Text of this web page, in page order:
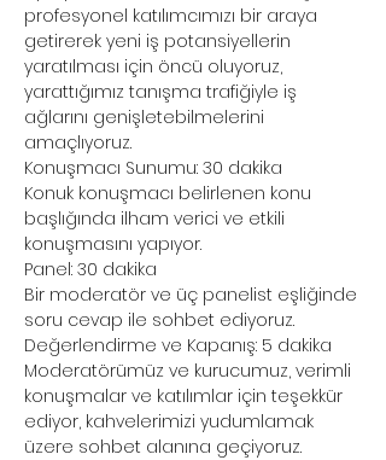
profesyonel katılımcımızı bir araya
getirerek yeni iş potansiyellerin
yaratılması için öncü oluyoruz,
yarattığımız tanışma trafiğiyle iş
ağlarını genişletebilmelerini
amaçlıyoruz.
Konuşmacı Sunumu: 30 dakika
Konuk konuşmacı belirlenen konu
başlığında ilham verici ve etkili
konuşmasını yapıyor.
Panel: 30 dakika
Bir moderatör ve üç panelist eşliğinde
soru cevap ile sohbet ediyoruz.
Değerlendirme ve Kapanış: 5 dakika
Moderatörümüz ve kurucumuz, verimli
konuşmalar ve katılımlar için teşekkür
ediyor, kahvelerimizi yudumlamak
üzere sohbet alanına geçiyoruz.